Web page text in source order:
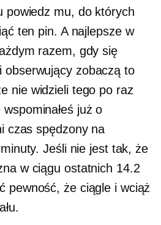
powiedz mu, do których
ten pin. A najlepsze w
razem, gdy się
obserwujący zobaczą to
nie widzieli tego po raz
już o
czas spędzony na
Jeśli nie jest tak, że
w ciągu ostatnich 14.2
pewność, że ciągle i wciąż